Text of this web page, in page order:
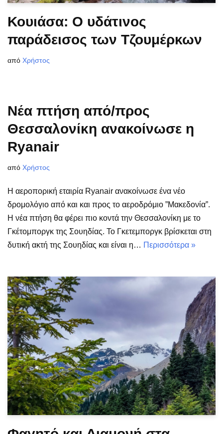
Κουιάσα: Ο υδάτινος
παράδεισος των Τζουμέρκων
από Χρήστος
Νέα πτήση από/προς
Θεσσαλονίκη ανακοίνωσε η
Ryanair
από Χρήστος
Η αεροπορική εταιρία Ryanair ανακοίνωσε ένα νέο
δρομολόγιο από και και προς το αεροδρόμιο ”Μακεδονία”.
Η νέα πτήση θα φέρει πιο κοντά την Θεσσαλονίκη με το
Γκέτομποργκ της Σουηδίας. Το Γκετεμποργκ βρίσκεται στη
δυτική ακτή της Σουηδίας και είναι η… Περισσότερα »